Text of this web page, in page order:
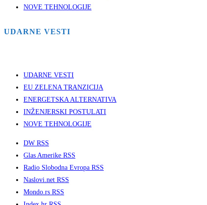
NOVE TEHNOLOGIJE
UDARNE VESTI
UDARNE VESTI
EU ZELENA TRANZICIJA
ENERGETSKA ALTERNATIVA
INŽENJERSKI POSTULATI
NOVE TEHNOLOGIJE
DW RSS
Glas Amerike RSS
Radio Slobodna Evropa RSS
Naslovi.net RSS
Mondo.rs RSS